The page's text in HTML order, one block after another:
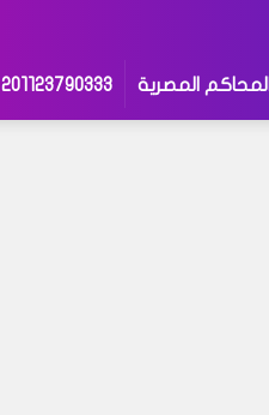
المصرية 201123790333 +